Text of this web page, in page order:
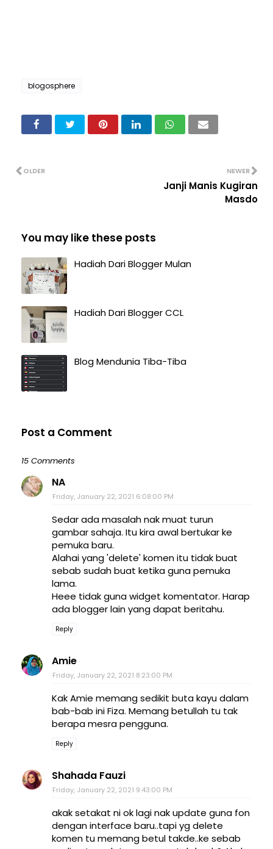
blogosphere
NEWER
Janji Manis Kugiran
Masdo
OLDER
You may like these posts
Hadiah Dari Blogger Mulan
Hadiah Dari Blogger CCL
Blog Mendunia Tiba-Tiba
Post a Comment
15 Comments
NA
Friday, January 22, 2021 6:08:00 PM
Sedar ada masalah nak muat turun
gambar sahaja. Itu kira awal bertukar ke
pemuka baru.
Alahai yang 'delete' komen itu tidak buat
sebab sudah buat ketika guna pemuka
lama.
Heee tidak guna widget komentator. Harap
ada blogger lain yang dapat beritahu.
Reply
Amie
Friday, January 22, 2021 8:23:00 PM
Kak Amie memang sedikit buta kayu dalam
bab-bab ini Fiza. Memang betullah tu tak
berapa mesra pengguna.
Reply
Shahada Fauzi
Friday, January 22, 2021 9:43:00 PM
akak setakat ni ok lagi nak update guna fon
dengan interface baru..tapi yg delete
komen tu memang betul takde..ke sebab